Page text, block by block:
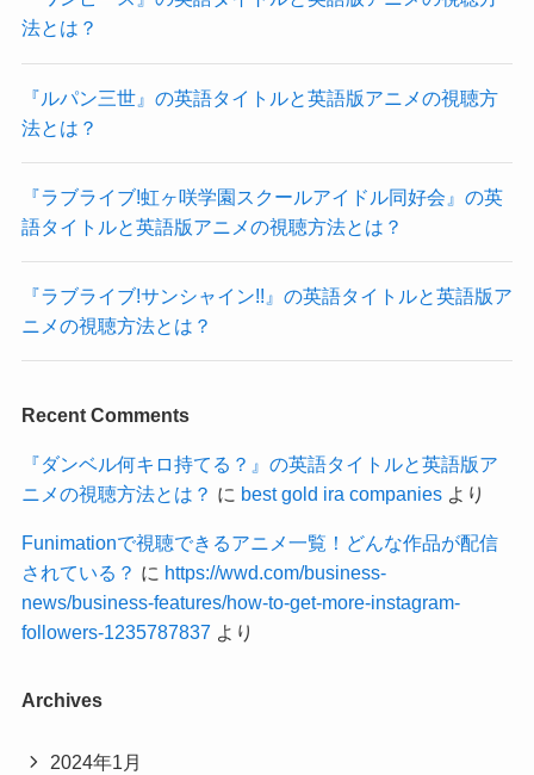
法とは？
『ルパン三世』の英語タイトルと英語版アニメの視聴方
法とは？
『ラブライブ!虹ヶ咲学園スクールアイドル同好会』の英
語タイトルと英語版アニメの視聴方法とは？
『ラブライブ!サンシャイン!!』の英語タイトルと英語版ア
ニメの視聴方法とは？
Recent Comments
『ダンベル何キロ持てる？』の英語タイトルと英語版ア
ニメの視聴方法とは？ に best gold ira companiesより
Funimationで視聴できるアニメ一覧！どんな作品が配信
されている？ に https://wwd.com/business-
news/business-features/how-to-get-more-instagram-
followers-1235787837 より
Archives
2024年1月